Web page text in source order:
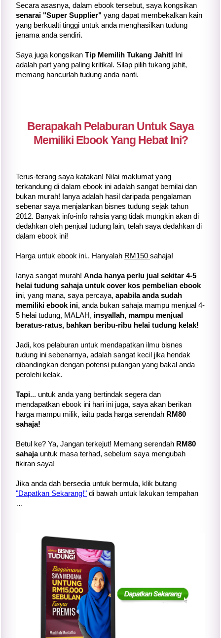
Secara asasnya, dalam ebook tersebut, saya kongsikan
senarai "Super Supplier" yang dapat membekalkan kain
yang berkualti tinggi untuk anda menghasilkan tudung
jenama anda sendiri.
Saya juga kongsikan Tip Memilih Tukang Jahit! Ini
adalah part yang paling kritikal. Silap pilih tukang jahit,
memang hancurlah tudung anda nanti.
Berapakah Pelaburan Untuk Saya
Memiliki Ebook Yang Hebat Ini?
Terus-terang saya katakan! Nilai maklumat yang
terkandung di dalam ebook ini adalah sangat bernilai dan
bukan murah! Ianya adalah hasil daripada pengalaman
sebenar saya menjalankan bisnes tudung sejak tahun
2012. Banyak info-info rahsia yang tidak mungkin akan di
dedahkan oleh penjual tudung lain, telah saya dedahkan di
dalam ebook ini!
Harga untuk ebook ini.. Hanyalah RM150 sahaja!
Ianya sangat murah! Anda hanya perlu jual sekitar 4-5
helai tudung sahaja untuk cover kos pembelian ebook
ini, yang mana, saya percaya, apabila anda sudah
memiliki ebook ini, anda bukan sahaja mampu menjual 4-
5 helai tudung, MALAH, insyallah, mampu menjual
beratus-ratus, bahkan beribu-ribu helai tudung kelak!
Jadi, kos pelaburan untuk mendapatkan ilmu bisnes
tudung ini sebenarnya, adalah sangat kecil jika hendak
dibandingkan dengan potensi pulangan yang bakal anda
perolehi kelak.
Tapi... untuk anda yang bertindak segera dan
mendapatkan ebook ini hari ini juga, saya akan berikan
harga mampu milik, iaitu pada harga serendah RM80
sahaja!
Betul ke? Ya, Jangan terkejut! Memang serendah RM80
sahaja untuk masa terhad, sebelum saya mengubah
fikiran saya!
Jika anda dah bersedia untuk bermula, klik butang
"Dapatkan Sekarang!" di bawah untuk lakukan tempahan
…